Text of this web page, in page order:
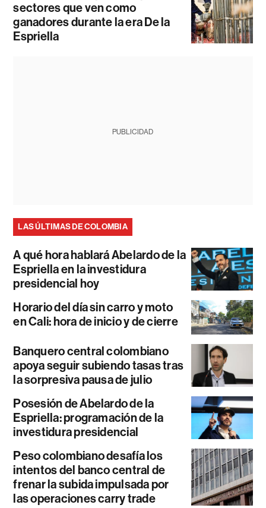
sectores que ven como
ganadores durante la era De la
Espriella
PUBLICIDAD
LAS ÚLTIMAS DE COLOMBIA
A qué hora hablará Abelardo de la
Espriella en la investidura
presidencial hoy
Horario del día sin carro y moto
en Cali: hora de inicio y de cierre
Banquero central colombiano
apoya seguir subiendo tasas tras
la sorpresiva pausa de julio
Posesión de Abelardo de la
Espriella: programación de la
investidura presidencial
Peso colombiano desafía los
intentos del banco central de
frenar la subida impulsada por
las operaciones carry trade